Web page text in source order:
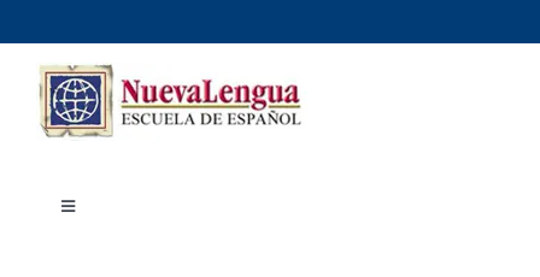
to
content
Toggle